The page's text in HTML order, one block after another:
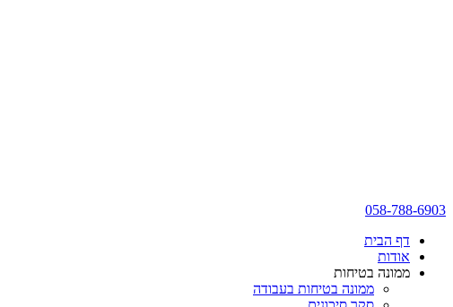
058-788-6903
דף הבית
אודות
ממונה בטיחות
ממונה בטיחות בעבודה